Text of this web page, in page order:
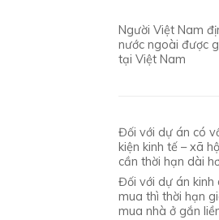
Người Việt Nam
nước ngoài được
tại Việt Nam
Đối với dự án có
kiện kinh tế – xã
cần thời hạn dài
Đối với dự án kinh
mua thì thời hạn
mua nhà ở gắn